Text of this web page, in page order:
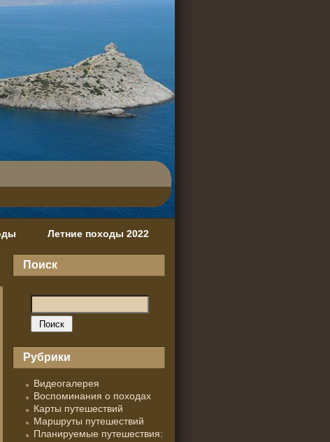
Летние походы 2022
Поиск
Рубрики
Видеогалерея
Воспоминания о походах
Карты путешествий
Маршруты путешествий
Планируемые путешествия: